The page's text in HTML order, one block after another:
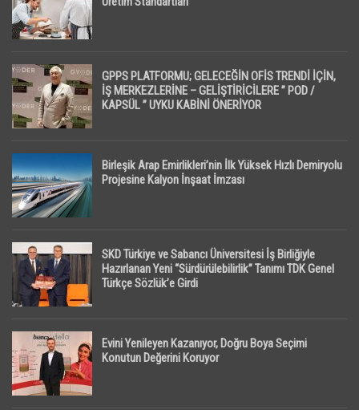
GPPS PLATFORMU; GELECEĞİN OFİS TRENDİ İÇİN,
İŞ MERKEZLERİNE – GELİŞTİRİCİLERE ” POD /
KAPSÜL ” UYKU KABİNİ ÖNERİYOR
Birleşik Arap Emirlikleri’nin İlk Yüksek Hızlı Demiryolu
Projesine Kalyon İnşaat İmzası
SKD Türkiye ve Sabancı Üniversitesi İş Birliğiyle
Hazırlanan Yeni “Sürdürülebilirlik” Tanımı TDK Genel
Türkçe Sözlük’e Girdi
Evini Yenileyen Kazanıyor, Doğru Boya Seçimi
Konutun Değerini Koruyor